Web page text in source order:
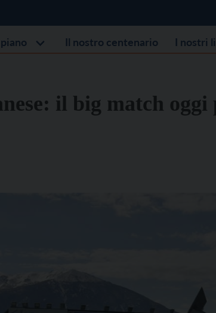
Il nostro centenario I nostri
il big match oggi